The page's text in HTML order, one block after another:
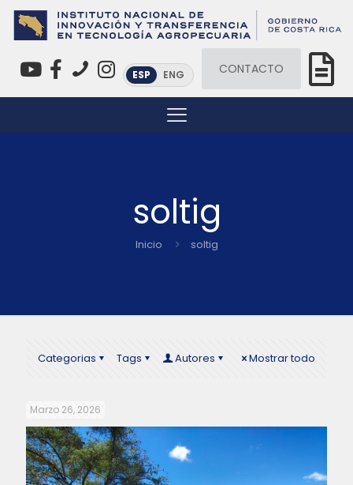
ESP ENG CONTACTO
soltig
Inicio soltig
Categorias Tags Autores Mostrar todo
Marzo 26, 2026